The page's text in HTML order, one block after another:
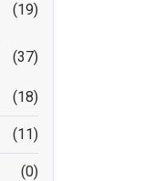
(19)
(37)
(18)
(11)
(0)